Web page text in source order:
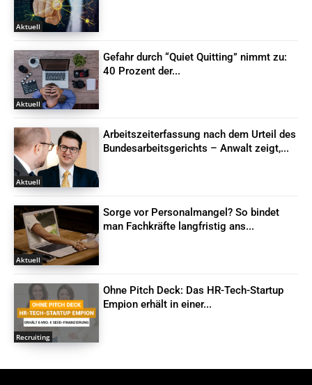
Aktuell
Aktuell
Gefahr durch “Quiet Quitting” nimmt zu:
40 Prozent der...
Aktuell
Arbeitszeiterfassung nach dem Urteil des
Bundesarbeitsgerichts – Anwalt zeigt,...
Aktuell
Sorge vor Personalmangel? So bindet
man Fachkräfte langfristig ans...
Recruiting
Ohne Pitch Deck: Das HR-Tech-Startup
Empion erhält in einer...